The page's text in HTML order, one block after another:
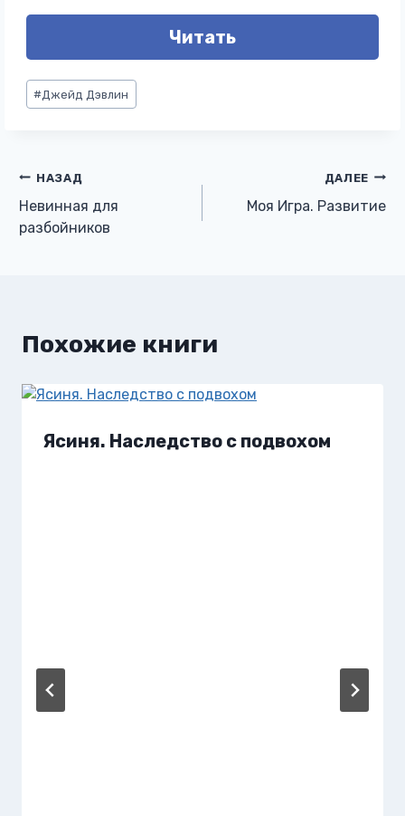
Читать
Метки
записи:
#Джейд Дэвлин
Навигация
по
НАЗАД
Невинная для
разбойников
ДАЛЕЕ
Моя Игра. Развитие
Похожие книги
Ясиня. Наследство с подвохом